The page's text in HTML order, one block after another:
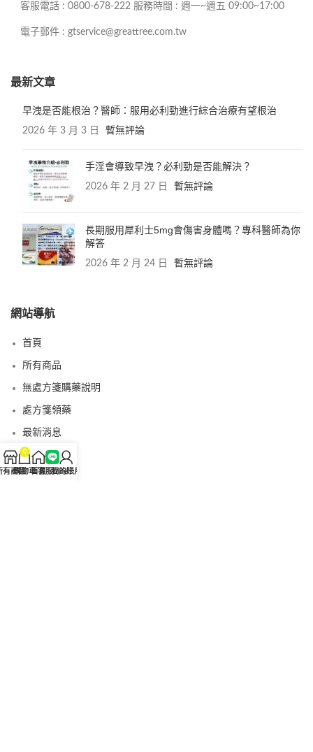
客服電話 : 0800-678-222 服務時間 : 週一~週五 09:00~17:00
電子郵件 : gtservice@greattree.com.tw
最新文章
早洩是否能根治？醫師：服用必利勁進行綜合治療有望根治
2026 年 3 月 3 日 暫無評論
手淫會導致早洩？必利勁是否能解決？
2026 年 2 月 27 日 暫無評論
長期服用犀利士5mg會傷害身體嗎？專科醫師為你
解答
2026 年 2 月 24 日 暫無評論
網站導航
首頁
所有商品
無處方箋購藥說明
處方箋領藥
最新消息
問答Q&A
認識我們
有商品
0
購物車首頁客服Line
我的賬戶